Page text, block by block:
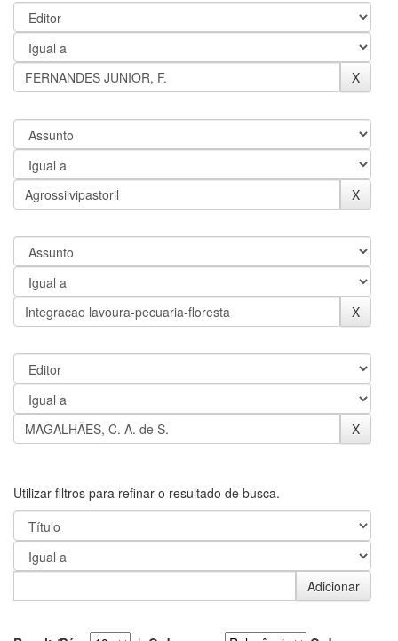
Utilizar filtros para refinar o resultado de busca.